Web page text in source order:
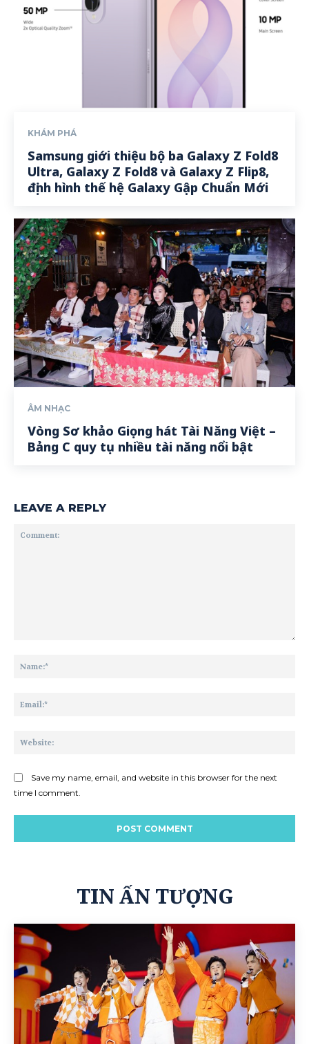
KHÁM PHÁ
Samsung giới thiệu bộ ba Galaxy Z Fold8
Ultra, Galaxy Z Fold8 và Galaxy Z Flip8,
định hình thế hệ Galaxy Gập Chuẩn Mới
ÂM NHẠC
Vòng Sơ khảo Giọng hát Tài Năng Việt –
Bảng C quy tụ nhiều tài năng nổi bật
LEAVE A REPLY
Save my name, email, and website in this browser for the next
time I comment.
TIN ẤN TƯỢNG